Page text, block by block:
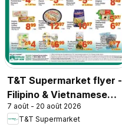
T&T Supermarket flyer -
Filipino & Vietnamese
Top Picks
7 août - 20 août 2026
T&T Supermarket